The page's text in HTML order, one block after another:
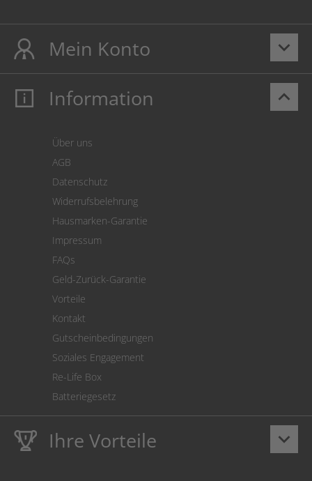
keyboard_arrow_down
Mein Konto
Mein Konto
Cookie Einstellungen
keyboard_arrow_up
Information
Über uns
AGB
Datenschutz
Widerrufsbelehrung
Hausmarken-Garantie
Impressum
FAQs
Geld-Zurück-Garantie
Vorteile
Kontakt
Gutscheinbedingungen
Soziales Engagement
Re-Life Box
Batteriegesetz
keyboard_arrow_down
Ihre Vorteile